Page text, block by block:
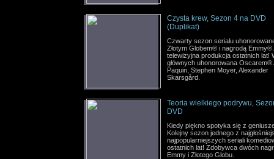
Czysta krew, Sezon 4 na DVD
(Duplikat)
Czwarty sezon serialu
Złotym Globem® i nagrodą
telewizyjna produkcja ostatnich lat!
głównych uhonorowana Oscarem®
Paquin, Stephen Moyer, Alexander
Skarsgård.
Teoria wielkiego podrywu,
DVD
Kiedy piękno spotyka się z
Kolejny sezon jednego z
najpopularniejszych seriali
ostatnich lat! Zdobywca dwóch
Emmy i Złotego Globu.